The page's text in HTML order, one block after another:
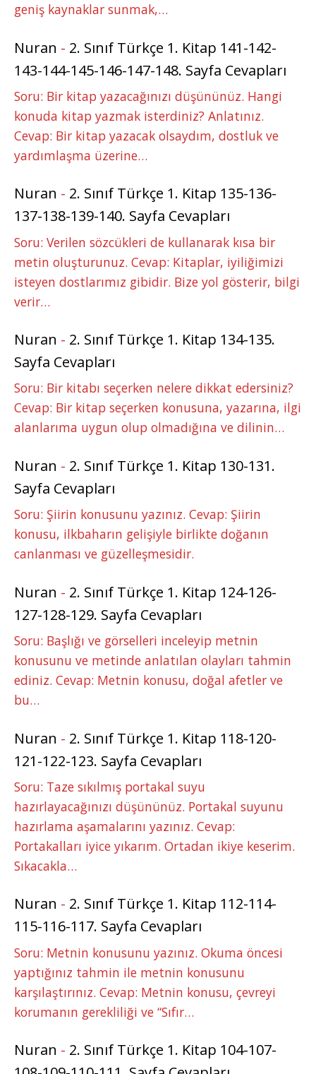
geniş kaynaklar sunmak,…
Nuran - 2. Sınıf Türkçe 1. Kitap 141-142-
143-144-145-146-147-148. Sayfa Cevapları
Soru: Bir kitap yazacağınızı düşününüz. Hangi
konuda kitap yazmak isterdiniz? Anlatınız.
Cevap: Bir kitap yazacak olsaydım, dostluk ve
yardımlaşma üzerine…
Nuran - 2. Sınıf Türkçe 1. Kitap 135-136-
137-138-139-140. Sayfa Cevapları
Soru: Verilen sözcükleri de kullanarak kısa bir
metin oluşturunuz. Cevap: Kitaplar, iyiliğimizi
isteyen dostlarımız gibidir. Bize yol gösterir, bilgi
verir…
Nuran - 2. Sınıf Türkçe 1. Kitap 134-135.
Sayfa Cevapları
Soru: Bir kitabı seçerken nelere dikkat edersiniz?
Cevap: Bir kitap seçerken konusuna, yazarına, ilgi
alanlarıma uygun olup olmadığına ve dilinin…
Nuran - 2. Sınıf Türkçe 1. Kitap 130-131.
Sayfa Cevapları
Soru: Şiirin konusunu yazınız. Cevap: Şiirin
konusu, ilkbaharın gelişiyle birlikte doğanın
canlanması ve güzelleşmesidir.
Nuran - 2. Sınıf Türkçe 1. Kitap 124-126-
127-128-129. Sayfa Cevapları
Soru: Başlığı ve görselleri inceleyip metnin
konusunu ve metinde anlatılan olayları tahmin
ediniz. Cevap: Metnin konusu, doğal afetler ve
bu…
Nuran - 2. Sınıf Türkçe 1. Kitap 118-120-
121-122-123. Sayfa Cevapları
Soru: Taze sıkılmış portakal suyu
hazırlayacağınızı düşününüz. Portakal suyunu
hazırlama aşamalarını yazınız. Cevap:
Portakalları iyice yıkarım. Ortadan ikiye keserim.
Sıkacakla…
Nuran - 2. Sınıf Türkçe 1. Kitap 112-114-
115-116-117. Sayfa Cevapları
Soru: Metnin konusunu yazınız. Okuma öncesi
yaptığınız tahmin ile metnin konusunu
karşılaştırınız. Cevap: Metnin konusu, çevreyi
korumanın gerekliliği ve “Sıfır…
Nuran - 2. Sınıf Türkçe 1. Kitap 104-107-